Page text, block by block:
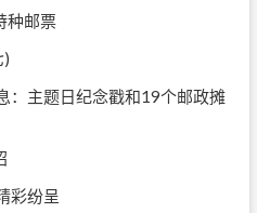
种邮票
)
：主题日纪念戳和19个邮政摊
彩纷呈